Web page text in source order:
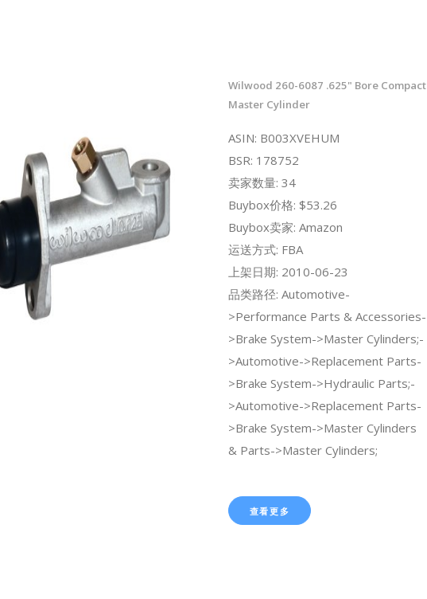
Wilwood 260-6087 .625" Bore Compact
Master Cylinder
ASIN: B003XVEHUM
BSR: 178752
卖家数量: 34
Buybox价格: $53.26
Buybox卖家: Amazon
运送方式: FBA
上架日期: 2010-06-23
品类路径: Automotive-
>Performance Parts & Accessories-
>Brake System->Master Cylinders;-
>Automotive->Replacement Parts-
>Brake System->Hydraulic Parts;-
>Automotive->Replacement Parts-
>Brake System->Master Cylinders
& Parts->Master Cylinders;
查看更多